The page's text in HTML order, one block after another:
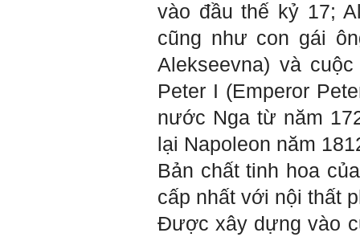
vào đầu thế kỷ 17;
cũng như con gái
Alekseevna) và
Peter I (Emperor
nước Nga từ năm
lại Napoleon năm
Bản chất tinh hoa
cấp nhất với nội thất
Được xây dựng vào